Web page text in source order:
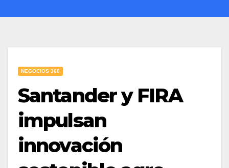
NEGOCIOS 360
Santander y FIRA
impulsan
innovación